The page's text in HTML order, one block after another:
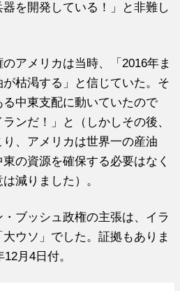
を開発している！」と非難し
アメリカは当時、「2016年ま
枯渇する」と信じていた。そ
中東支配に動いていたので
ンだ！」と（しかしその後、
り、アメリカは世界一の産油
の資源を確保する必要はなく
減りました）。
ブッシュ政権の主張は、イラ
ウソ」でした。証拠もありま
月4日付。